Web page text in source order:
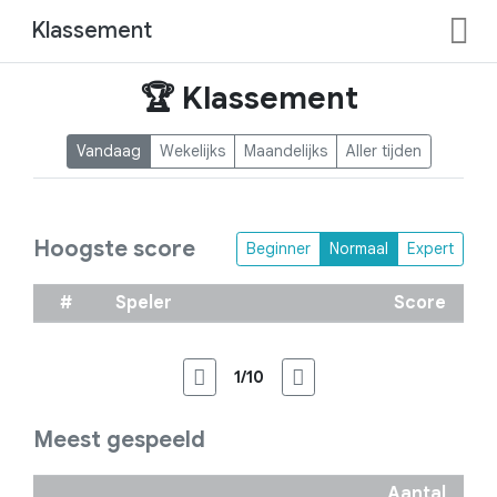
Klassement
🏆 Klassement
Vandaag Wekelijks Maandelijks Aller tijden
Hoogste score Beginner Normaal Expert
# Speler Score
1/10
Meest gespeeld